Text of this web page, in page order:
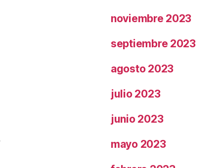
noviembre 2023
septiembre 2023
agosto 2023
julio 2023
junio 2023
mayo 2023